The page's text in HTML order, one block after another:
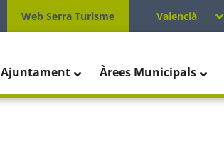
Web Serra Turisme Valencià
Ajuntament Àrees Municipals